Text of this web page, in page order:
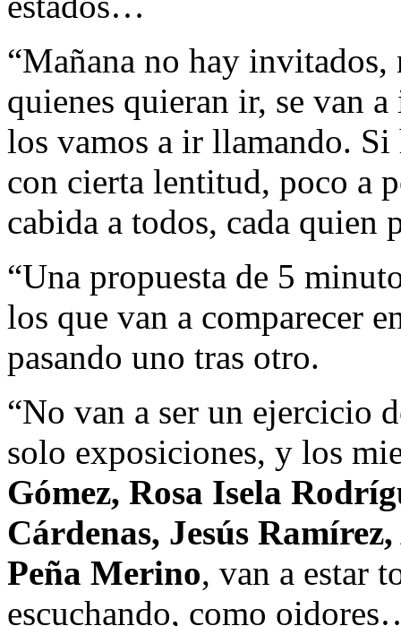
“Mañana no hay
quienes quieran ir, se van
los vamos a ir llamando. Si
con cierta lentitud, poco a
cabida a todos, cada quien
“Una propuesta de 5
los que van a comparecer
pasando uno tras otro.
“No van a ser un ejercicio
solo exposiciones, y los
Gómez, Rosa Isela
Cárdenas, Jesús
Peña Merino, van a estar
escuchando, como